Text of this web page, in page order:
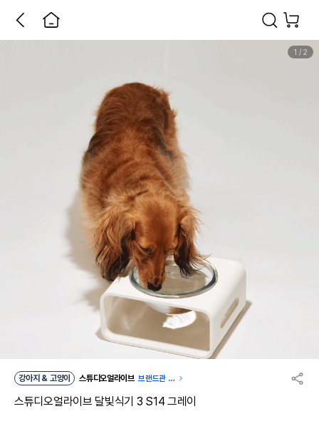
1 / 2
강아지 & 고양이 스튜디오얼라이브 브랜드관 이
스튜디오얼라이브 달빛식기 3 S14 그레이